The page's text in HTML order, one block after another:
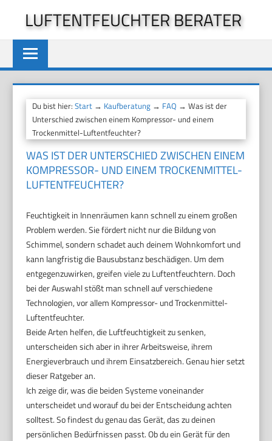
springen
LUFTENTFEUCHTER BERATER
Du bist hier:Start → Kaufberatung → FAQ → Was ist der
Unterschied zwischen einem Kompressor- und einem
Trockenmittel-Luftentfeuchter?
WAS IST DER UNTERSCHIED ZWISCHEN EINEM
KOMPRESSOR- UND EINEM TROCKENMITTEL-
LUFTENTFEUCHTER?
Feuchtigkeit in Innenräumen kann schnell zu einem großen
Problem werden. Sie fördert nicht nur die Bildung von
Schimmel, sondern schadet auch deinem Wohnkomfort und
kann langfristig die Bausubstanz beschädigen. Um dem
entgegenzuwirken, greifen viele zu Luftentfeuchtern. Doch
bei der Auswahl stößt man schnell auf verschiedene
Technologien, vor allem Kompressor- und Trockenmittel-
Luftentfeuchter.
Beide Arten helfen, die Luftfeuchtigkeit zu senken,
unterscheiden sich aber in ihrer Arbeitsweise, ihrem
Energieverbrauch und ihrem Einsatzbereich. Genau hier setzt
dieser Ratgeber an.
Ich zeige dir, was die beiden Systeme voneinander
unterscheidet und worauf du bei der Entscheidung achten
solltest. So findest du genau das Gerät, das zu deinen
persönlichen Bedürfnissen passt. Ob du ein Gerät für den